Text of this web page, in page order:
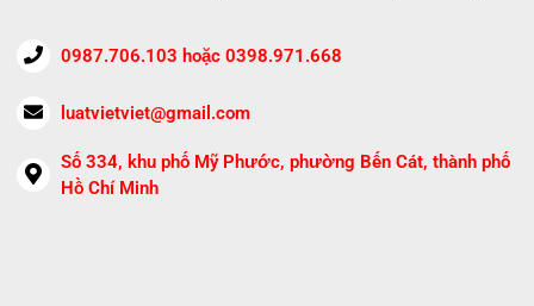
0987.706.103 hoặc 0398.971.668
luatvietviet@gmail.com
Số 334, khu phố Mỹ Phước, phường Bến Cát, thành phố
Hồ Chí Minh